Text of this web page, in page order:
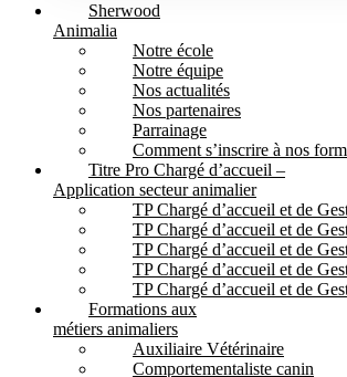
Sherwood
Animalia
Notre école
Notre équipe
Nos actualités
Nos partenaires
Parrainage
Comment s’inscrire à nos
Titre Pro Chargé d’accueil –
Application secteur animalier
TP Chargé d’accueil et de
TP Chargé d’accueil et de
TP Chargé d’accueil et de
TP Chargé d’accueil et de
TP Chargé d’accueil et de
Formations aux
métiers animaliers
Auxiliaire Vétérinaire
Comportementaliste canin